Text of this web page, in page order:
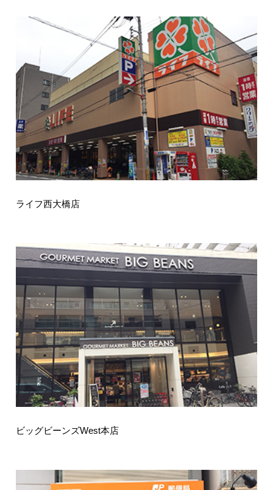
ライフ西大橋店
ビッグビーンズWest本店